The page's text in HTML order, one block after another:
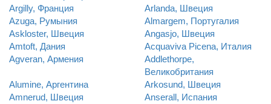
Argilly, Франция
Arlanda, Швеция
Azuga, Румыния
Almargem, Португалия
Askloster, Швеция
Angasjo, Швеция
Amtoft, Дания
Acquaviva Picena, Италия
Agveran, Армения
Addlethorpe,
Великобритания
Alumine, Аргентина
Arkosund, Швеция
Amnerud, Швеция
Anserall, Испания